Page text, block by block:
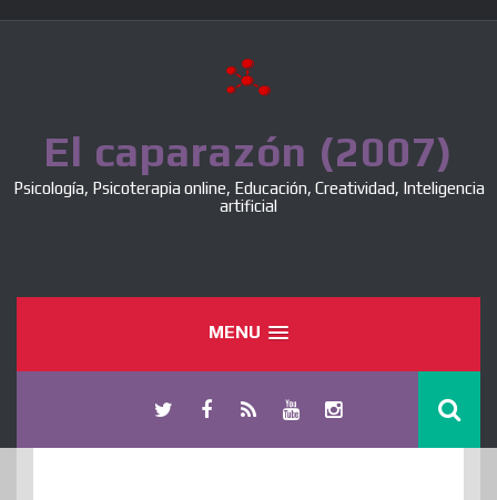
El caparazón (2007)
Psicología, Psicoterapia online, Educación, Creatividad, Inteligencia
artificial
MENU